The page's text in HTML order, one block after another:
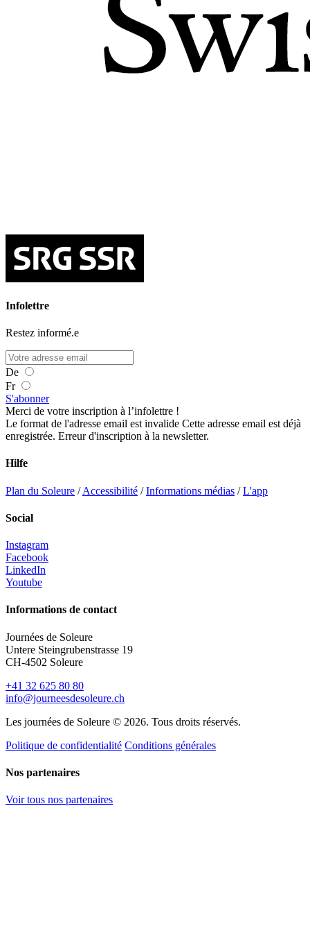
Infolettre
Restez informé.e
De
Fr
S'abonner
Merci de votre inscription à l’infolettre !
Le format de l'adresse email est invalide Cette adresse email est déjà
enregistrée. Erreur d'inscription à la newsletter.
Hilfe
Plan du Soleure /Accessibilité /Informations médias /L'app
Social
Instagram
Facebook
LinkedIn
Youtube
Informations de contact
Journées de Soleure
Untere Steingrubenstrasse 19
CH-4502 Soleure
+41 32 625 80 80
info@journeesdesoleure.ch
Les journées de Soleure © 2026. Tous droits réservés.
Politique de confidentialité Conditions générales
Nos partenaires
Voir tous nos partenaires